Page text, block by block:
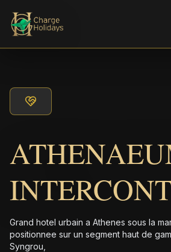
Grand hotel urbain a Athenes sous la
positionnee sur un segment haut de
Syngrou,